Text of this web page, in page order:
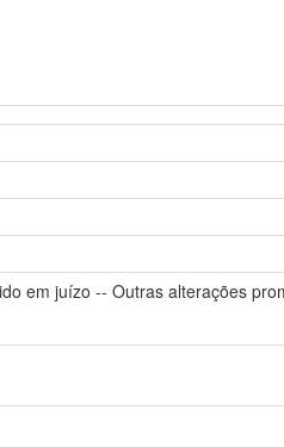
em juízo -- Outras alterações